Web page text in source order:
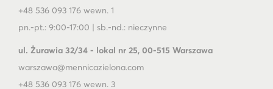
+48 536 093 176 wewn. 1
pn.-pt.: 9:00-17:00 | sb.-nd.: nieczynne
ul. Żurawia 32/34 - lokal nr 25, 00-515 Warszawa
warszawa@mennicazielona.com
+48 536 093 176 wewn. 3